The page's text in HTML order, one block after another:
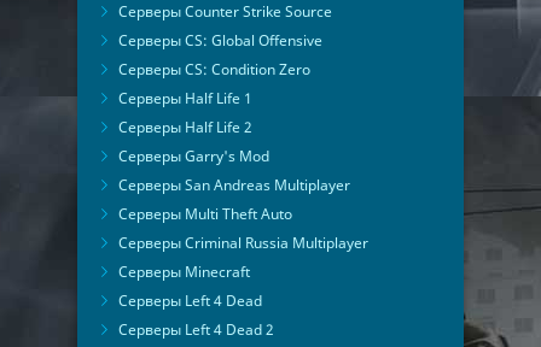
Серверы Counter Strike Source
Серверы CS: Global Offensive
Серверы CS: Condition Zero
Серверы Half Life 1
Серверы Half Life 2
Серверы Garry's Mod
Серверы San Andreas Multiplayer
Серверы Multi Theft Auto
Серверы Criminal Russia Multiplayer
Серверы Minecraft
Серверы Left 4 Dead
Серверы Left 4 Dead 2